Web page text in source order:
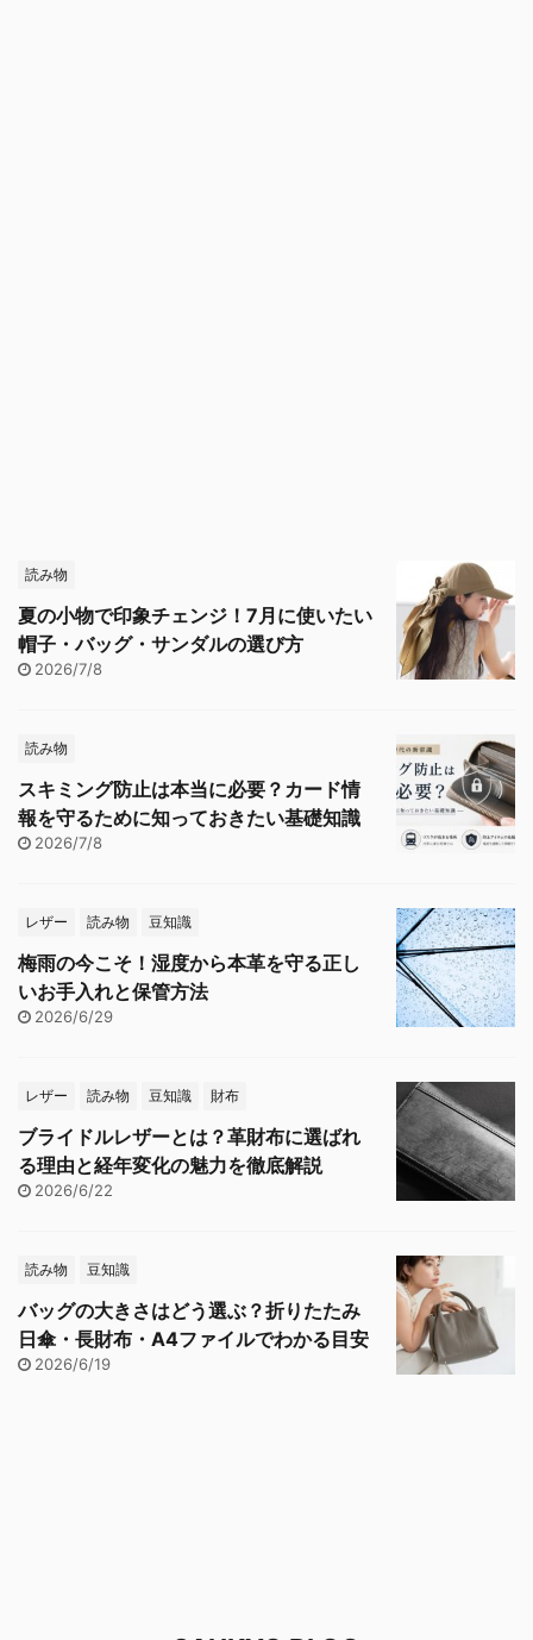
読み物
夏の小物で印象チェンジ！7月に使いたい
帽子・バッグ・サンダルの選び方
2026/7/8
読み物
スキミング防止は本当に必要？カード情
報を守るために知っておきたい基礎知識
2026/7/8
レザー 読み物 豆知識
梅雨の今こそ！湿度から本革を守る正し
いお手入れと保管方法
2026/6/29
レザー 読み物 豆知識 財布
ブライドルレザーとは？革財布に選ばれ
る理由と経年変化の魅力を徹底解説
2026/6/22
読み物 豆知識
バッグの大きさはどう選ぶ？折りたたみ
日傘・長財布・A4ファイルでわかる目安
2026/6/19